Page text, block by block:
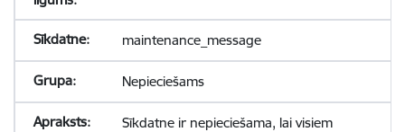
maintenance_message
Nepieciešams
Sīkdatne ir nepieciešama, lai visiem